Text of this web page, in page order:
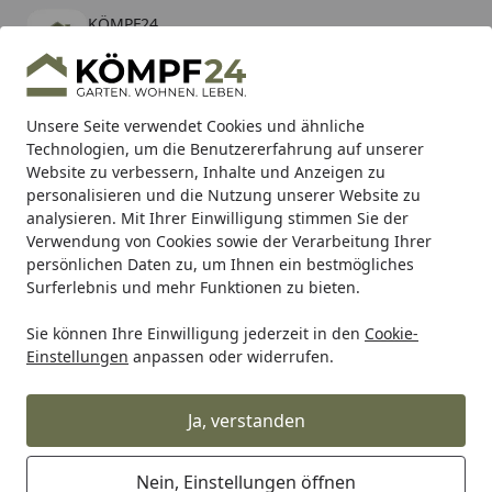
Unsere Seite verwendet Cookies und ähnliche
Technologien, um die Benutzererfahrung auf unserer
Website zu verbessern, Inhalte und Anzeigen zu
personalisieren und die Nutzung unserer Website zu
analysieren. Mit Ihrer Einwilligung stimmen Sie der
Verwendung von Cookies sowie der Verarbeitung Ihrer
persönlichen Daten zu, um Ihnen ein bestmögliches
Surferlebnis und mehr Funktionen zu bieten.
Sie können Ihre Einwilligung jederzeit in den Cookie-
Einstellungen anpassen oder widerrufen.
Ja, verstanden
Nein, Einstellungen öffnen
KÖMPF24
kostenlos - Im App Store
Hotline
Alle Produkte
Mein Konto
Suchen
Karibu Pools inkl. gratis Sandfilteranlage & Pool-
Starterset (Gesamtwert bis 468,99€)
Startseite
Alles für den Garten Gartenmöbel Schutzhüllen für
Heinemeyer Abdeckhaube für
Bank, Teak Safe